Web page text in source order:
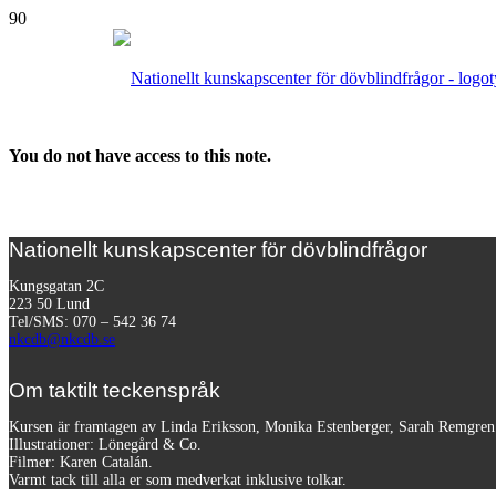
You do not have access to this note.
Nationellt kunskapscenter för dövblindfrågor
Kungsgatan 2C
223 50 Lund
Tel/SMS: 070 – 542 36 74
nkcdb@nkcdb.se
Om taktilt teckenspråk
Kursen är framtagen av Linda Eriksson, Monika Estenberger, Sarah
Illustrationer: Lönegård & Co.
Filmer: Karen Catalán.
Varmt tack till alla er som medverkat inklusive tolkar.